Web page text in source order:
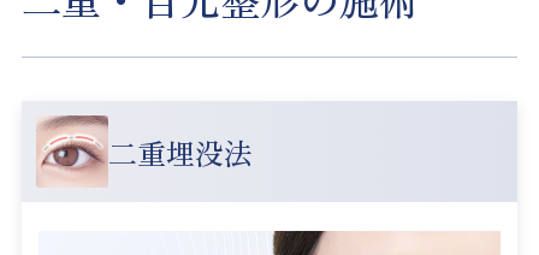
二重埋没法